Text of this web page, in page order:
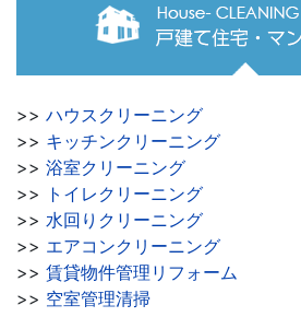
>> ハウスクリーニング
>> キッチンクリーニング
>> 浴室クリーニング
>> トイレクリーニング
>> 水回りクリーニング
>> エアコンクリーニング
>> 賃貸物件管理リフォーム
>> 空室管理清掃